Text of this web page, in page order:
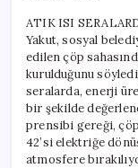
ATIK ISI
Yakut, sosyal
edilen çöp
kurulduğunu
seralarda, enerji
bir şekilde
prensibi gereği,
42’si elektriğe
atmosfere